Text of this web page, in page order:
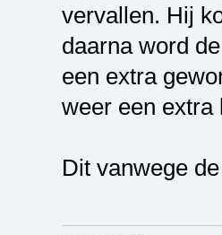
vervallen. Hij
daarna word
een extra
weer een extra
Dit vanwege